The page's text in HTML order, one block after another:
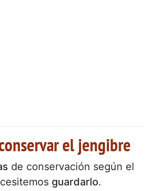
el jengibre
de conservación según el
guardarlo.